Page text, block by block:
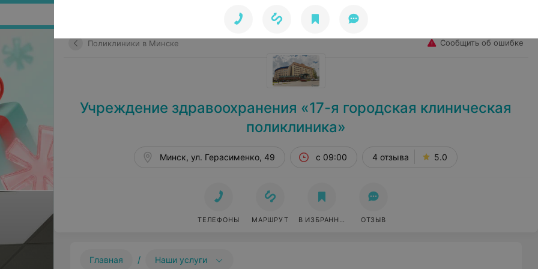
Поликлиники в Минске Сообщить об ошибке
Учреждение здравоохранения «17-я городская клиническая
поликлиника»
Минск, ул. Герасименко, 49 с 09:00 4 отзыва 5.0
ТЕЛЕФОНЫ МАРШРУТ В ИЗБРАННОЕ ОТЗЫВ
Главная / Наши услуги